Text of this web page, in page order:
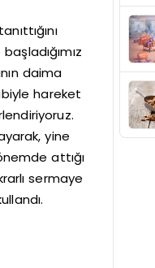
daima
hareket
yine
attığı
sermaye